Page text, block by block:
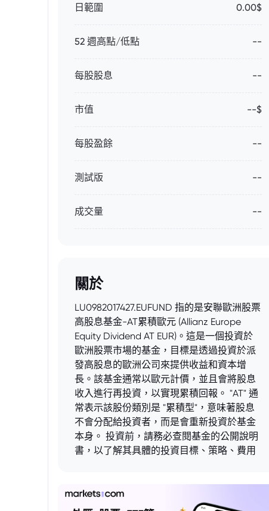
日範圍 0.00$
52 週高點/低點 --
每股股息 --
市值 --$
每股盈餘 --
測試版 --
成交量 --
關於
LU0982017427.EUFUND 指的是安聯歐洲股票
高股息基金-AT累積歐元 (Allianz Europe
Equity Dividend AT EUR)。這是一個投資於
歐洲股票市場的基金，目標是透過投資於派
發高股息的歐洲公司來提供收益和資本增
長。該基金通常以歐元計價，並且會將股息
收入進行再投資，以實現累積回報。 "AT" 通
常表示該股份類別是 "累積型"，意味著股息
不會分配給投資者，而是會重新投資於基金
本身。 投資前，請務必查閱基金的公開說明
書，以了解其具體的投資目標、策略、費用